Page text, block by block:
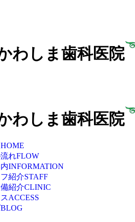
わしま歯科医院
わしま歯科医院
HOME
れFLOW
INFORMATION
紹介STAFF
紹介CLINIC
ACCESS
BLOG